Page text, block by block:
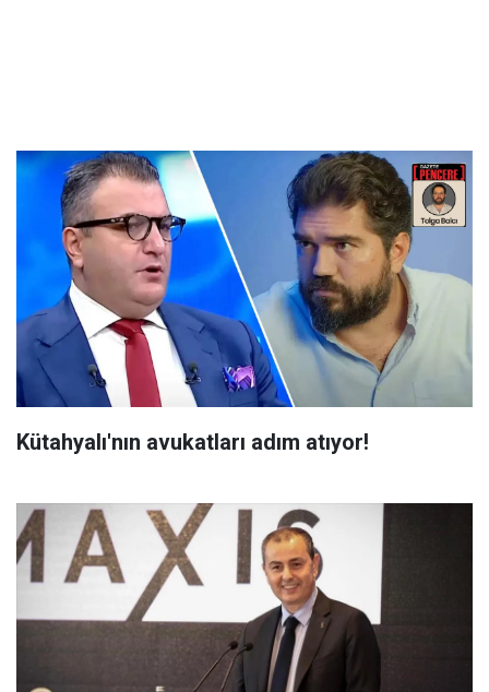
Kütahyalı'nın avukatları adım atıyor!